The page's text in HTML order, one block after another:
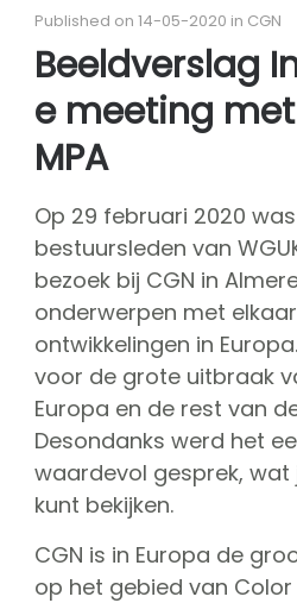
#
Volunteers
CGN board
Dedication award
Ticketsale
Sponsors
shop
CGNcompetition
Seizoen 2026 contests
Seizoen 2026 participants
Seizoen 2026 Programs
CGN Champions
Published on 14-05-2020 in CGN
Beeldverslag
e meeting met
MPA
Op 29 februari 2020
bestuursleden van
bezoek bij CGN in
onderwerpen met
ontwikkelingen in
voor de grote uitbraak
Europa en de rest van
Desondanks werd het
waardevol gesprek, wat
kunt bekijken.
CGN is in Europa de
op het gebied van